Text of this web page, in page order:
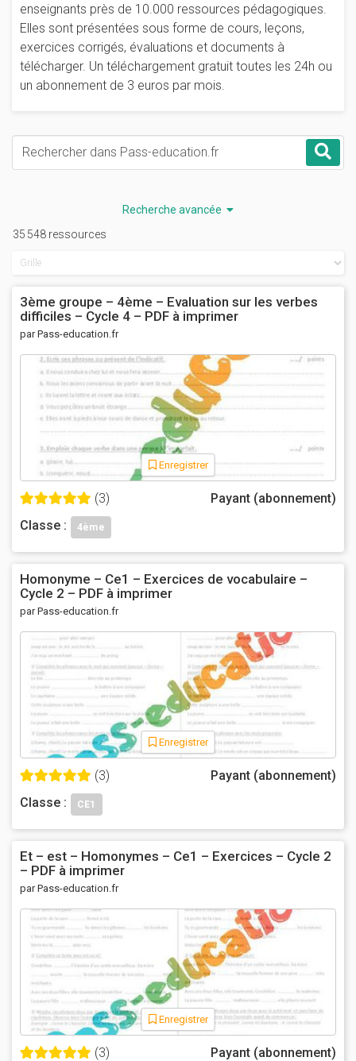
enseignants près de 10.000 ressources pédagogiques.
Elles sont présentées sous forme de cours, leçons,
exercices corrigés, évaluations et documents à
télécharger. Un téléchargement gratuit toutes les 24h ou
un abonnement de 3 euros par mois.
Recherche avancée
35 548 ressources
3ème groupe – 4ème – Evaluation sur les verbes
difficiles – Cycle 4 – PDF à imprimer
par Pass-education.fr
Enregistrer
(3)
Payant (abonnement)
Classe :
4ème
Homonyme – Ce1 – Exercices de vocabulaire –
Cycle 2 – PDF à imprimer
par Pass-education.fr
Enregistrer
(3)
Payant (abonnement)
Classe :
CE1
Et – est – Homonymes – Ce1 – Exercices – Cycle 2
– PDF à imprimer
par Pass-education.fr
Enregistrer
(3)
Payant (abonnement)